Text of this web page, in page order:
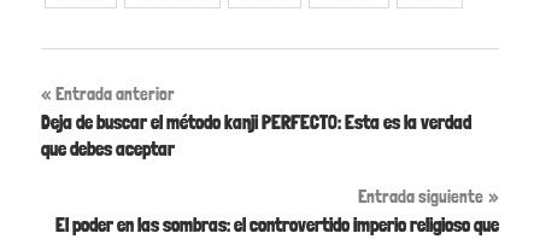
Entrada anterior
Deja de buscar el método kanji PERFECTO: Esta es la verdad
que debes aceptar
Entrada siguiente
El poder en las sombras: el controvertido imperio religioso que